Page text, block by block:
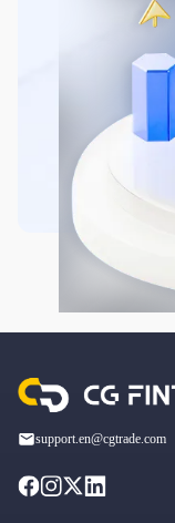
support.en@cgtrade.com